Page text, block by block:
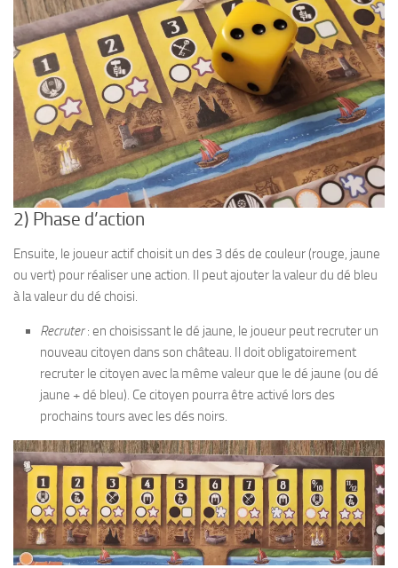
2) Phase d’action
Ensuite, le joueur actif choisit un des 3 dés de couleur (rouge, jaune
ou vert) pour réaliser une action. Il peut ajouter la valeur du dé bleu
à la valeur du dé choisi.
Recruter: en choisissant le dé jaune, le joueur peut recruter un
nouveau citoyen dans son château. Il doit obligatoirement
recruter le citoyen avec la même valeur que le dé jaune (ou dé
jaune + dé bleu). Ce citoyen pourra être activé lors des
prochains tours avec les dés noirs.